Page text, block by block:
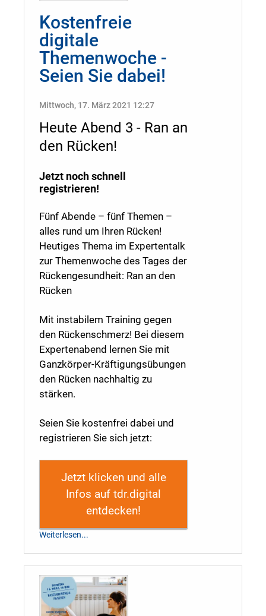
Kostenfreie
digitale
Themenwoche -
Seien Sie dabei!
Mittwoch, 17. März 2021 12:27
Heute Abend 3 - Ran an
den Rücken!
Jetzt noch schnell
registrieren!
Fünf Abende – fünf Themen –
alles rund um Ihren Rücken!
Heutiges Thema im Expertentalk
zur Themenwoche des Tages der
Rückengesundheit: Ran an den
Rücken
Mit instabilem Training gegen
den Rückenschmerz! Bei diesem
Expertenabend lernen Sie mit
Ganzkörper-Kräftigungsübungen
den Rücken nachhaltig zu
stärken.
Seien Sie kostenfrei dabei und
registrieren Sie sich jetzt:
Jetzt klicken und alle
Infos auf tdr.digital
entdecken!
Weiterlesen...